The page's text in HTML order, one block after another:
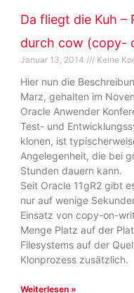
Da fliegt die Kuh –
durch cow (copy-
Januar 13, 2014 Keine
Hier nun die
Marz, gehalten im
Oracle Anwender
Test- und
klonen, ist
Angelegenheit, die bei
Stunden dauern kann.
Seit Oracle 11gR2 gibt
nur auf wenige
Einsatz von copy-on-
Menge Platz auf der
Filesystems auf der
Klonprozess zusätzlich.
Weiterlesen »